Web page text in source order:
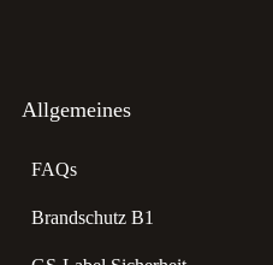
Allgemeines
FAQs
Brandschutz B1